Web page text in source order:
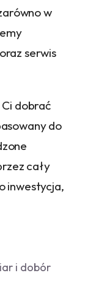
w
serwis
dobrać
do
cały
inwestycja,
i dobór